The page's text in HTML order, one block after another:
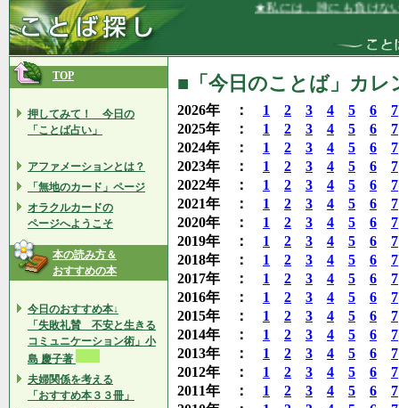
★私には、誰にも負けない勇気があ
TOP
押してみて！ 今日の
「ことば占い」
アファメーションとは？
「無地のカード」ページ
オラクルカードの
ページへようこそ
本の読み方＆
おすすめの本
今日のおすすめ本↓
「失敗礼賛 不安と生きる
コミュニケーション術」小
島 慶子著
夫婦関係を考える
「おすすめ本３３冊」
■「今日のことば」カ
2026年 ： 1 2 3 4 5 6
7
2025年 ： 1 2 3 4 5 6
7
2024年 ： 1 2 3 4 5 6
7
2023年 ： 1 2 3 4 5 6
7
2022年 ： 1 2 3 4 5 6
7
2021年 ： 1 2 3 4 5 6
7
2020年 ： 1 2 3 4 5 6
7
2019年 ： 1 2 3 4 5 6
7
2018年 ： 1 2 3 4 5 6
7
2017年 ： 1 2 3 4 5 6
7
2016年 ： 1 2 3 4 5 6
7
2015年 ： 1 2 3 4 5 6
7
2014年 ： 1 2 3 4 5 6
7
2013年 ： 1 2 3 4 5 6
7
2012年 ： 1 2 3 4 5 6
7
2011年 ： 1 2 3 4 5 6
7